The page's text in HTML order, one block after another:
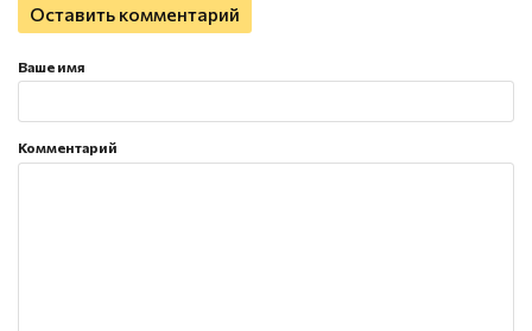
Оставить комментарий
Ваше имя
Комментарий